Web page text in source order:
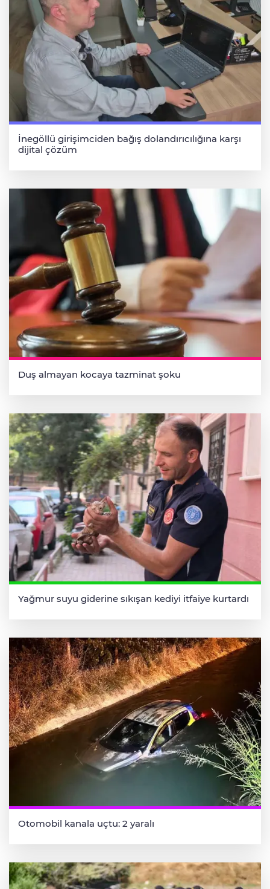
İnegöllü girişimciden bağış dolandırıcılığına karşı
dijital çözüm
Duş almayan kocaya tazminat şoku
Yağmur suyu giderine sıkışan kediyi itfaiye kurtardı
Otomobil kanala uçtu: 2 yaralı